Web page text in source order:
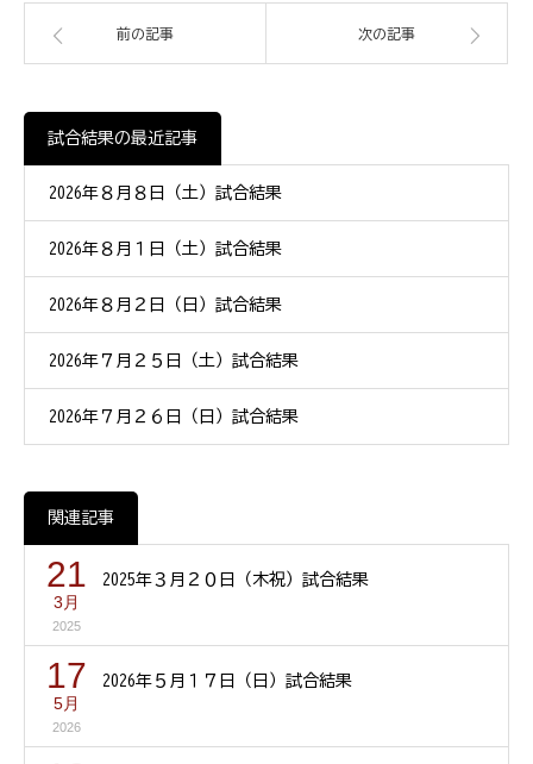
前の記事 次の記事
試合結果の最近記事
2026年８月８日（土）試合結果
2026年８月１日（土）試合結果
2026年８月２日（日）試合結果
2026年７月２５日（土）試合結果
2026年７月２６日（日）試合結果
関連記事
21
3月
2025
2025年３月２０日（木祝）試合結果
17
5月
2026
2026年５月１７日（日）試合結果